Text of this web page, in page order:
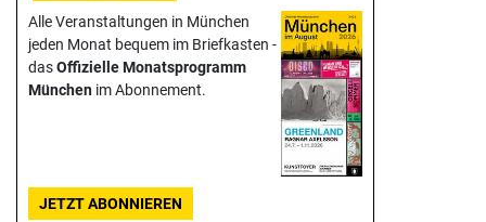
Alle Veranstaltungen in München
jeden Monat bequem im Briefkasten -
dasOffizielle Monats­programm
München im Abonnement.
JETZT ABONNIEREN